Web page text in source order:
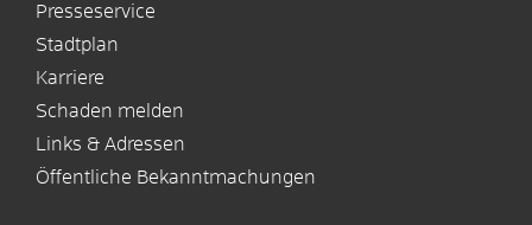
Presseservice
Stadtplan
Karriere
Schaden melden
Links & Adressen
Öffentliche Bekanntmachungen